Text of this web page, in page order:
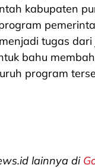
kabupaten
tugas
bahu
program
lainnya di